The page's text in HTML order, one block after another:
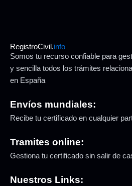
RegistroCivil.info
Somos tu recurso confiable para
y sencilla todos los trámites
en España
Envíos mundiales:
Recibe tu certificado en cualquier
Tramites online:
Gestiona tu certificado sin salir de
Nuestros Links: